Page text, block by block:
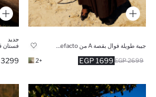
1699 EGP 2699 EGP
+2
جديد
3299 EGP